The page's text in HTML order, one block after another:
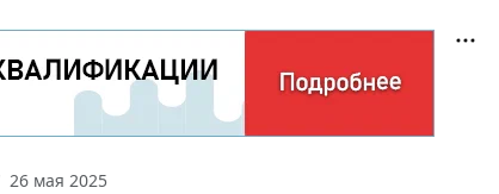
26 мая 2025